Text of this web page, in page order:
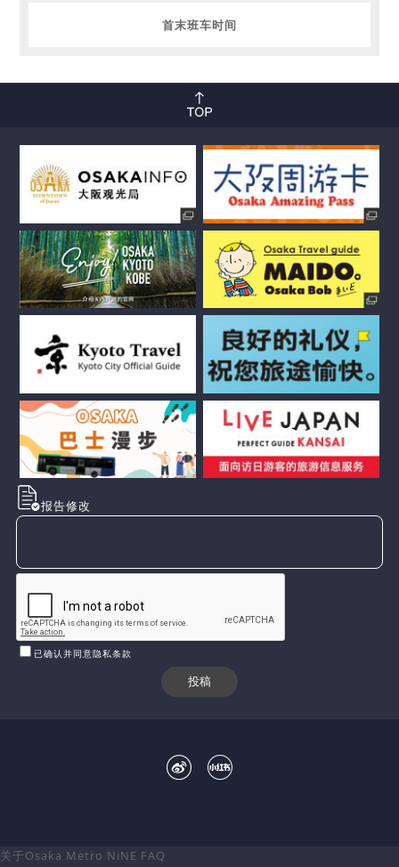
首末班车时间
报告修改
已确认并同意隐私条款
关于Osaka Metro NiNE FAQ